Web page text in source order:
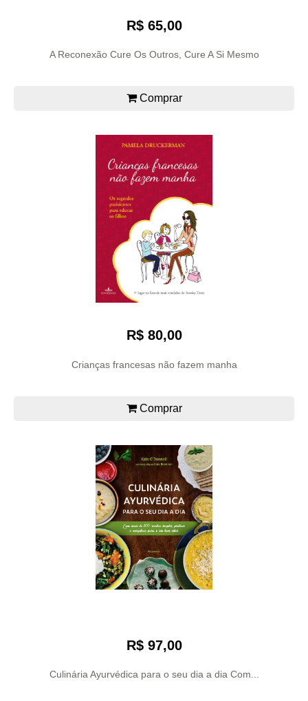
R$ 65,00
A Reconexão Cure Os Outros, Cure A Si Mesmo
Comprar
R$ 80,00
Crianças francesas não fazem manha
Comprar
R$ 97,00
Culinária Ayurvédica para o seu dia a dia Com...